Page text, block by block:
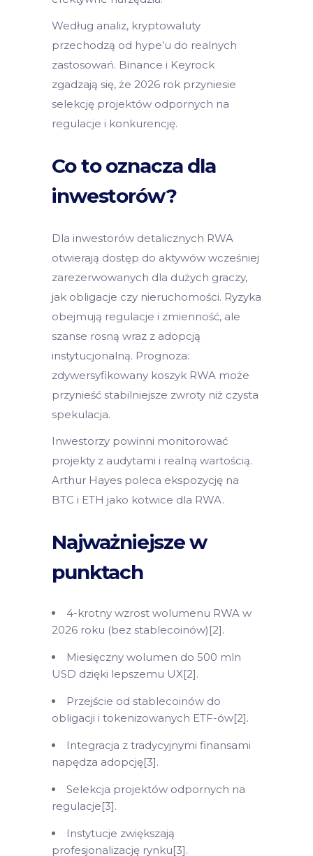
Według analiz, kryptowaluty
przechodzą od hype’u do realnych
zastosowań. Binance i Keyrock
zgadzają się, że 2026 rok przyniesie
selekcję projektów odpornych na
regulacje i konkurencję.
Co to oznacza dla
inwestorów?
Dla inwestorów detalicznych RWA
otwierają dostęp do aktywów wcześniej
zarezerwowanych dla dużych graczy,
jak obligacje czy nieruchomości. Ryzyka
obejmują regulacje i zmienność, ale
szanse rosną wraz z adopcją
instytucjonalną. Prognoza:
zdywersyfikowany koszyk RWA może
przynieść stabilniejsze zwroty niż czysta
spekulacja.
Inwestorzy powinni monitorować
projekty z audytami i realną wartością.
Arthur Hayes poleca ekspozycję na
BTC i ETH jako kotwice dla RWA.
Najważniejsze w
punktach
4-krotny wzrost wolumenu RWA w
2026 roku (bez stablecoinów)[2].
Miesięczny wolumen do 500 mln
USD dzięki lepszemu UX[2].
Przejście od stablecoinów do
obligacji i tokenizowanych ETF-ów[2].
Integracja z tradycyjnymi finansami
napędza adopcję[3].
Selekcja projektów odpornych na
regulacje[3].
Instytucje zwiększają
profesjonalizację rynku[3].